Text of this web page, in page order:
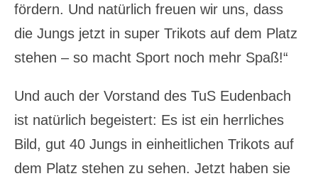
fördern. Und natürlich freuen wir uns, dass
die Jungs jetzt in super Trikots auf dem Platz
stehen – so macht Sport noch mehr Spaß!“
Und auch der Vorstand des TuS Eudenbach
ist natürlich begeistert: Es ist ein herrliches
Bild, gut 40 Jungs in einheitlichen Trikots auf
dem Platz stehen zu sehen. Jetzt haben sie